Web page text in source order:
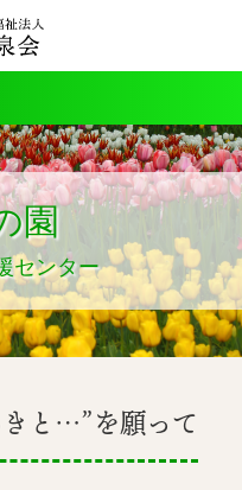
園
センター
と…”を願って